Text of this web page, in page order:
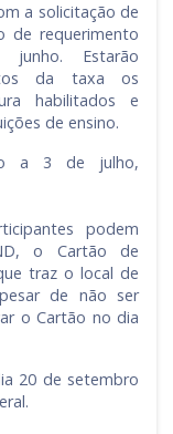
a solicitação de
de requerimento
Estarão
da taxa os
habilitados e
de ensino.
a 3 de julho,
podem
o Cartão de
traz o local de
de não ser
o Cartão no dia
20 de setembro